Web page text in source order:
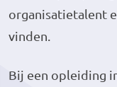
organisatietalent
vinden.
Bij een opleiding